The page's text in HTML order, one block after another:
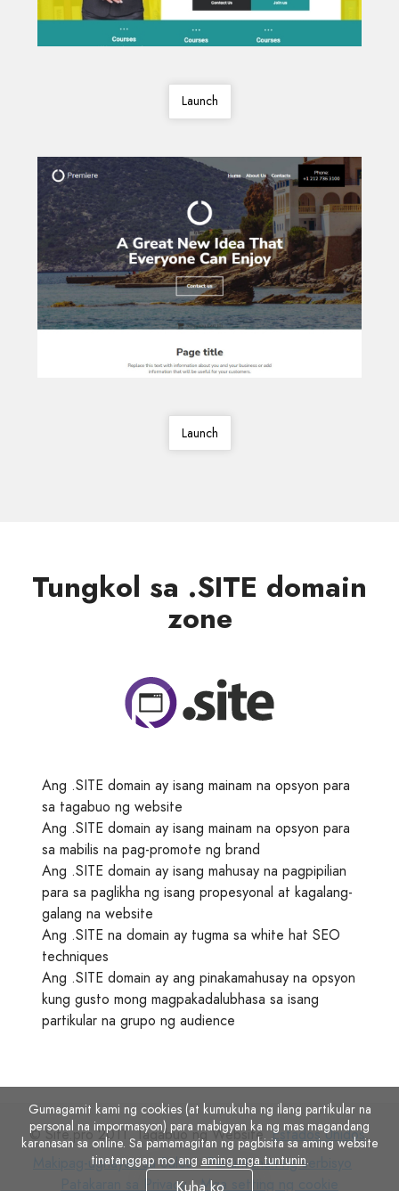
Launch
Launch
Tungkol sa .SITE domain
zone
Ang .SITE domain ay isang mainam na opsyon para
sa tagabuo ng website
Ang .SITE domain ay isang mainam na opsyon para
sa mabilis na pag-promote ng brand
Ang .SITE domain ay isang mahusay na pagpipilian
para sa paglikha ng isang propesyonal at kagalang-
galang na website
Ang .SITE na domain ay tugma sa white hat SEO
techniques
Ang .SITE domain ay ang pinakamahusay na opsyon
kung gusto mong magpakadalubhasa sa isang
partikular na grupo ng audience
© Site.pro 2011. Tagabuo ng Website.Estados Unidos.
Makipag-ugnayan sa Sales
Panuntunan
ng
Panuntunan ng serbisyo
Patakaran sa Privacy Mga
Mga setting ng cookie
Gumagamit kami ng cookies (at kumukuha ng ilang partikular na
personal na impormasyon) para mabigyan ka ng mas magandang
karanasan sa online. Sa pamamagitan ng pagbisita sa aming website
tinatanggap mo ang aming mga tuntunin.
Kuha ko